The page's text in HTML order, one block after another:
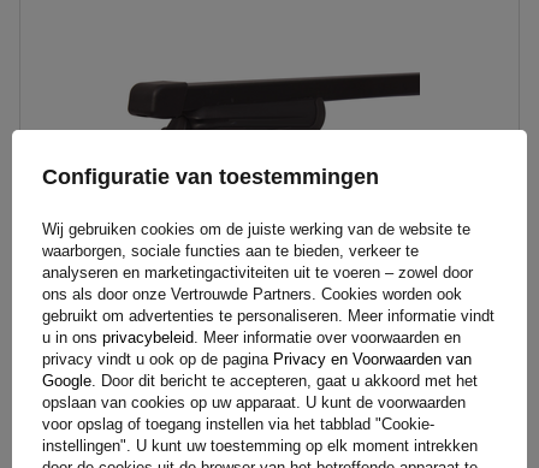
Mont Blanc AMC 5400 stalen dakdrager voor traditionele rails
165,40 €Incl. BTW
Configuratie van toestemmingen
Wij gebruiken cookies om de juiste werking van de website te
waarborgen, sociale functies aan te bieden, verkeer te
analyseren en marketingactiviteiten uit te voeren – zowel door
ons als door onze Vertrouwde Partners. Cookies worden ook
gebruikt om advertenties te personaliseren. Meer informatie vindt
u in ons privacybeleid. Meer informatie over voorwaarden en
privacy vindt u ook op de pagina Privacy en Voorwaarden van
Google. Door dit bericht te accepteren, gaat u akkoord met het
opslaan van cookies op uw apparaat. U kunt de voorwaarden
voor opslag of toegang instellen via het tabblad "Cookie-
instellingen". U kunt uw toestemming op elk moment intrekken